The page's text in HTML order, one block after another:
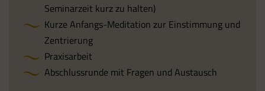
Seminarzeit kurz zu halten)
Kurze Anfangs-Meditation zur Einstimmung und
Zentrierung
Praxisarbeit
Abschlussrunde mit Fragen und Austausch